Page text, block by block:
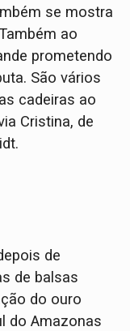
se mostra
ao
prometendo
São vários
cadeiras ao
Cristina, de
de
de balsas
do ouro
do Amazonas